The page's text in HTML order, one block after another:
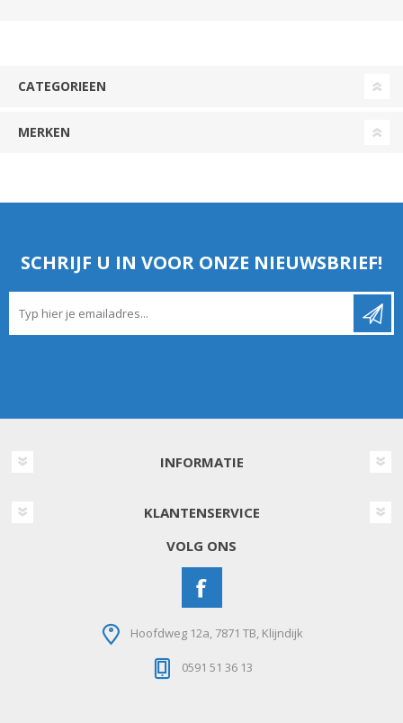
CATEGORIEEN
MERKEN
SCHRIJF U IN VOOR ONZE NIEUWSBRIEF!
INFORMATIE
KLANTENSERVICE
VOLG ONS
Hoofdweg 12a, 7871 TB, Klijndijk
0591 51 36 13